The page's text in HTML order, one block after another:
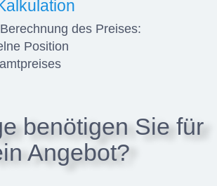
des Preises:
Position
benötigen Sie für
Angebot?